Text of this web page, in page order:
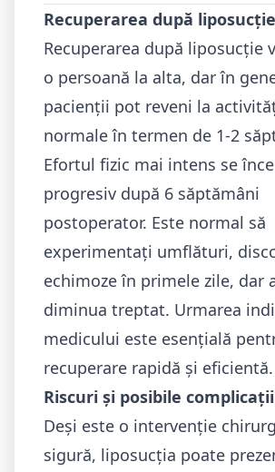
Recuperarea după liposucție
Recuperarea după liposucție
o persoană la alta, dar în
pacienții pot reveni la
normale în termen de 1-2
Efortul fizic mai intens se
progresiv după 6 săptămâni
postoperator. Este normal să
experimentați umflături,
echimoze în primele zile, dar
diminua treptat. Urmarea
medicului este esențială
recuperare rapidă și eficientă.
Riscuri și posibile complicații
Deși este o intervenție
sigură, liposucția poate